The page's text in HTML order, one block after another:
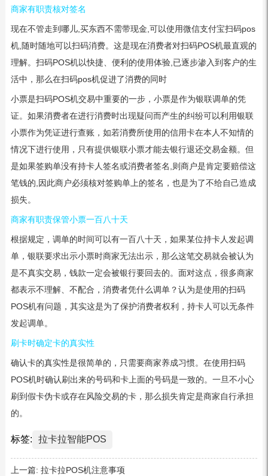
商家有职责核对签名
现在不管走到哪儿,买东西不需带现金,可以使用微信支付宝扫码pos
机,随时随地可以扫码消费。这是现在消费者对扫码POS机最直观的
理解。扫码POS机以快捷、便利的使用体验,已逐步渗入到客户的生
活中，那么在扫码pos机促进了消费的同时
小票是扫码POS机交易中重要的一步，小票是作为银联调单的凭
证。如果消费者在进行消费时出现疑问而产生的纠纷可以利用银联
小票作为凭证进行查账，如若消费所使用的信用卡在本人不知情的
情况下进行使用，只有提供银联小票才能去银行退还交易金额。但
是如果签购单没有持卡人签名或消费者签名,则商户是肯定要赔偿这
笔钱的,因此商户必须核对签购单上的签名，也是为了不给自己造成
损失。
商家有职责保管小票一百八十天
根据规定，调单的时间可以有一百八十天，如果某位持卡人发起调
单，银联要求出示小票时商家无法出示，那么这笔交易就会被认为
是不真实交易，钱款一定会被银行要回去的。面对这点，很多商家
都表示不理解、不配合，消费者凭什么调单？认为是使用的扫码
POS机有问题，其实这是为了保护消费者权利，持卡人可以无条件
发起调单。
刷卡时确定卡的真实性
确认卡的真实性是很简单的，只需要商家养成习惯。在使用扫码
POS机时确认刷出来的号码和卡上面的号码是一致的。一旦不小心
刷到假卡伪卡或存在风险交易的卡，那么损失肯定是商家自行承担
的。
标签: 拉卡拉智能POS
上一篇: 拉卡拉POS机注意事项